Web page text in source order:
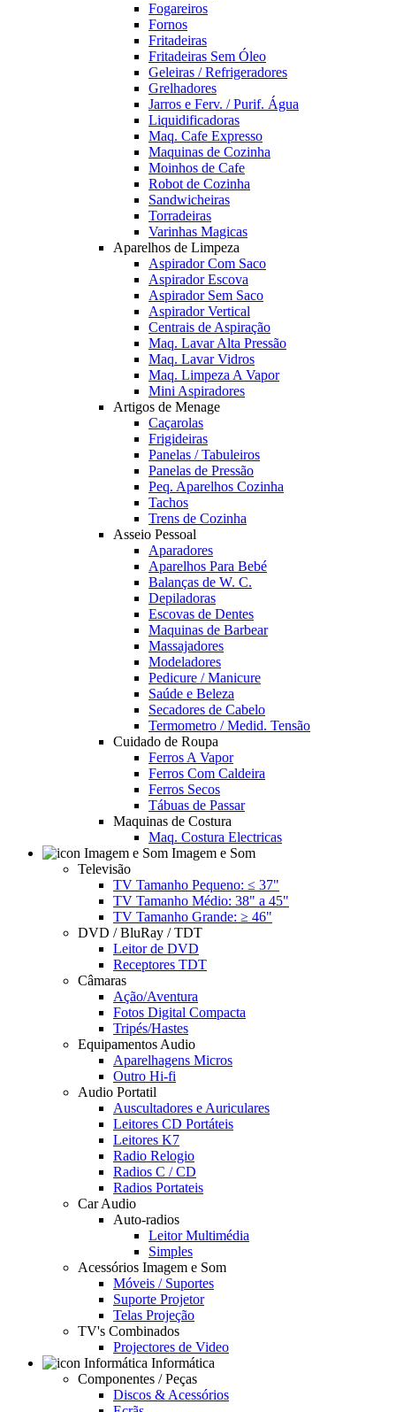
Fogareiros
Fornos
Fritadeiras
Fritadeiras Sem Óleo
Geleiras / Refrigeradores
Grelhadores
Jarros e Ferv. / Purif. Água
Liquidificadoras
Maq. Cafe Expresso
Maquinas de Cozinha
Moinhos de Cafe
Robot de Cozinha
Sandwicheiras
Torradeiras
Varinhas Magicas
Aparelhos de Limpeza
Aspirador Com Saco
Aspirador Escova
Aspirador Sem Saco
Aspirador Vertical
Centrais de Aspiração
Maq. Lavar Alta Pressão
Maq. Lavar Vidros
Maq. Limpeza A Vapor
Mini Aspiradores
Artigos de Menage
Caçarolas
Frigideiras
Panelas / Tabuleiros
Panelas de Pressão
Peq. Aparelhos Cozinha
Tachos
Trens de Cozinha
Asseio Pessoal
Aparadores
Aparelhos Para Bebé
Balanças de W. C.
Depiladoras
Escovas de Dentes
Maquinas de Barbear
Massajadores
Modeladores
Pedicure / Manicure
Saúde e Beleza
Secadores de Cabelo
Termometro / Medid. Tensão
Cuidado de Roupa
Ferros A Vapor
Ferros Com Caldeira
Ferros Secos
Tábuas de Passar
Maquinas de Costura
Maq. Costura Electricas
Imagem e Som
Televisão
TV Tamanho Pequeno: ≤ 37"
TV Tamanho Médio: 38" a 45"
TV Tamanho Grande: ≥ 46"
DVD / BluRay / TDT
Leitor de DVD
Receptores TDT
Câmaras
Ação/Aventura
Fotos Digital Compacta
Tripés/Hastes
Equipamentos Audio
Aparelhagens Micros
Outro Hi-fi
Audio Portatil
Auscultadores e Auriculares
Leitores CD Portáteis
Leitores K7
Radio Relogio
Radios C / CD
Radios Portateis
Car Audio
Auto-radios
Leitor Multimédia
Simples
Acessórios Imagem e Som
Móveis / Suportes
Suporte Projetor
Telas Projeção
TV's Combinados
Projectores de Video
Informática
Componentes / Peças
Discos & Acessórios